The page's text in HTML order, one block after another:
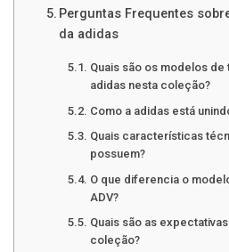
Perguntas Frequentes
da adidas
Quais são os modelos
adidas nesta coleção?
Como a adidas está
Quais características
possuem?
O que diferencia o
ADV?
Quais são as
coleção?